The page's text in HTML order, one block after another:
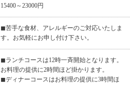
15400～23000円
◼︎苦手な食材、アレルギーのご対応いたしま
す。お気軽にお申し付け下さい。
◼︎ランチコースは12時一斉開始となります。
お料理の提供に2時間ほど掛かります。
◼︎ディナーコースはお料理の提供に3時間ほ